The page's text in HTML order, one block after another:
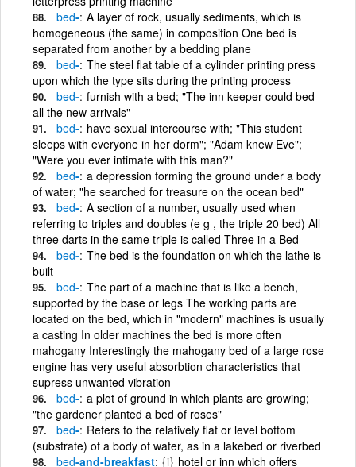
bed- A layer of rock, usually sediments, which is
homogeneous (the same) in composition One bed is
separated from another by a bedding plane
bed- The steel flat table of a cylinder printing press
upon which the type sits during the printing process
bed- furnish with a bed; "The inn keeper could bed
all the new arrivals"
bed- have sexual intercourse with; "This student
sleeps with everyone in her dorm"; "Adam knew Eve";
"Were you ever intimate with this man?"
bed- a depression forming the ground under a body
of water; "he searched for treasure on the ocean bed"
bed- A section of a number, usually used when
referring to triples and doubles (e g , the triple 20 bed) All
three darts in the same triple is called Three in a Bed
bed- The bed is the foundation on which the lathe is
built
bed- The part of a machine that is like a bench,
supported by the base or legs The working parts are
located on the bed, which in "modern" machines is usually
a casting In older machines the bed is more often
mahogany Interestingly the mahogany bed of a large rose
engine has very useful absorbtion characteristics that
supress unwanted vibration
bed- a plot of ground in which plants are growing;
"the gardener planted a bed of roses"
bed- Refers to the relatively flat or level bottom
(substrate) of a body of water, as in a lakebed or riverbed
bed-and-breakfast {i} hotel or inn which offers